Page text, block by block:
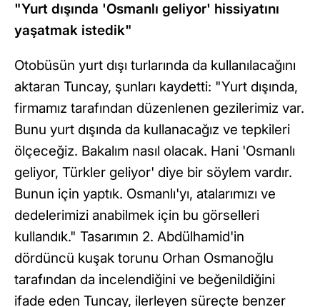
"Yurt dışında 'Osmanlı geliyor' hissiyatını
yaşatmak istedik"
Otobüsün yurt dışı turlarında da kullanılacağını
aktaran Tuncay, şunları kaydetti: "Yurt dışında,
firmamız tarafından düzenlenen gezilerimiz var.
Bunu yurt dışında da kullanacağız ve tepkileri
ölçeceğiz. Bakalım nasıl olacak. Hani 'Osmanlı
geliyor, Türkler geliyor' diye bir söylem vardır.
Bunun için yaptık. Osmanlı'yı, atalarımızı ve
dedelerimizi anabilmek için bu görselleri
kullandık." Tasarımın 2. Abdülhamid'in
dördüncü kuşak torunu Orhan Osmanoğlu
tarafından da incelendiğini ve beğenildiğini
ifade eden Tuncay, ilerleyen süreçte benzer